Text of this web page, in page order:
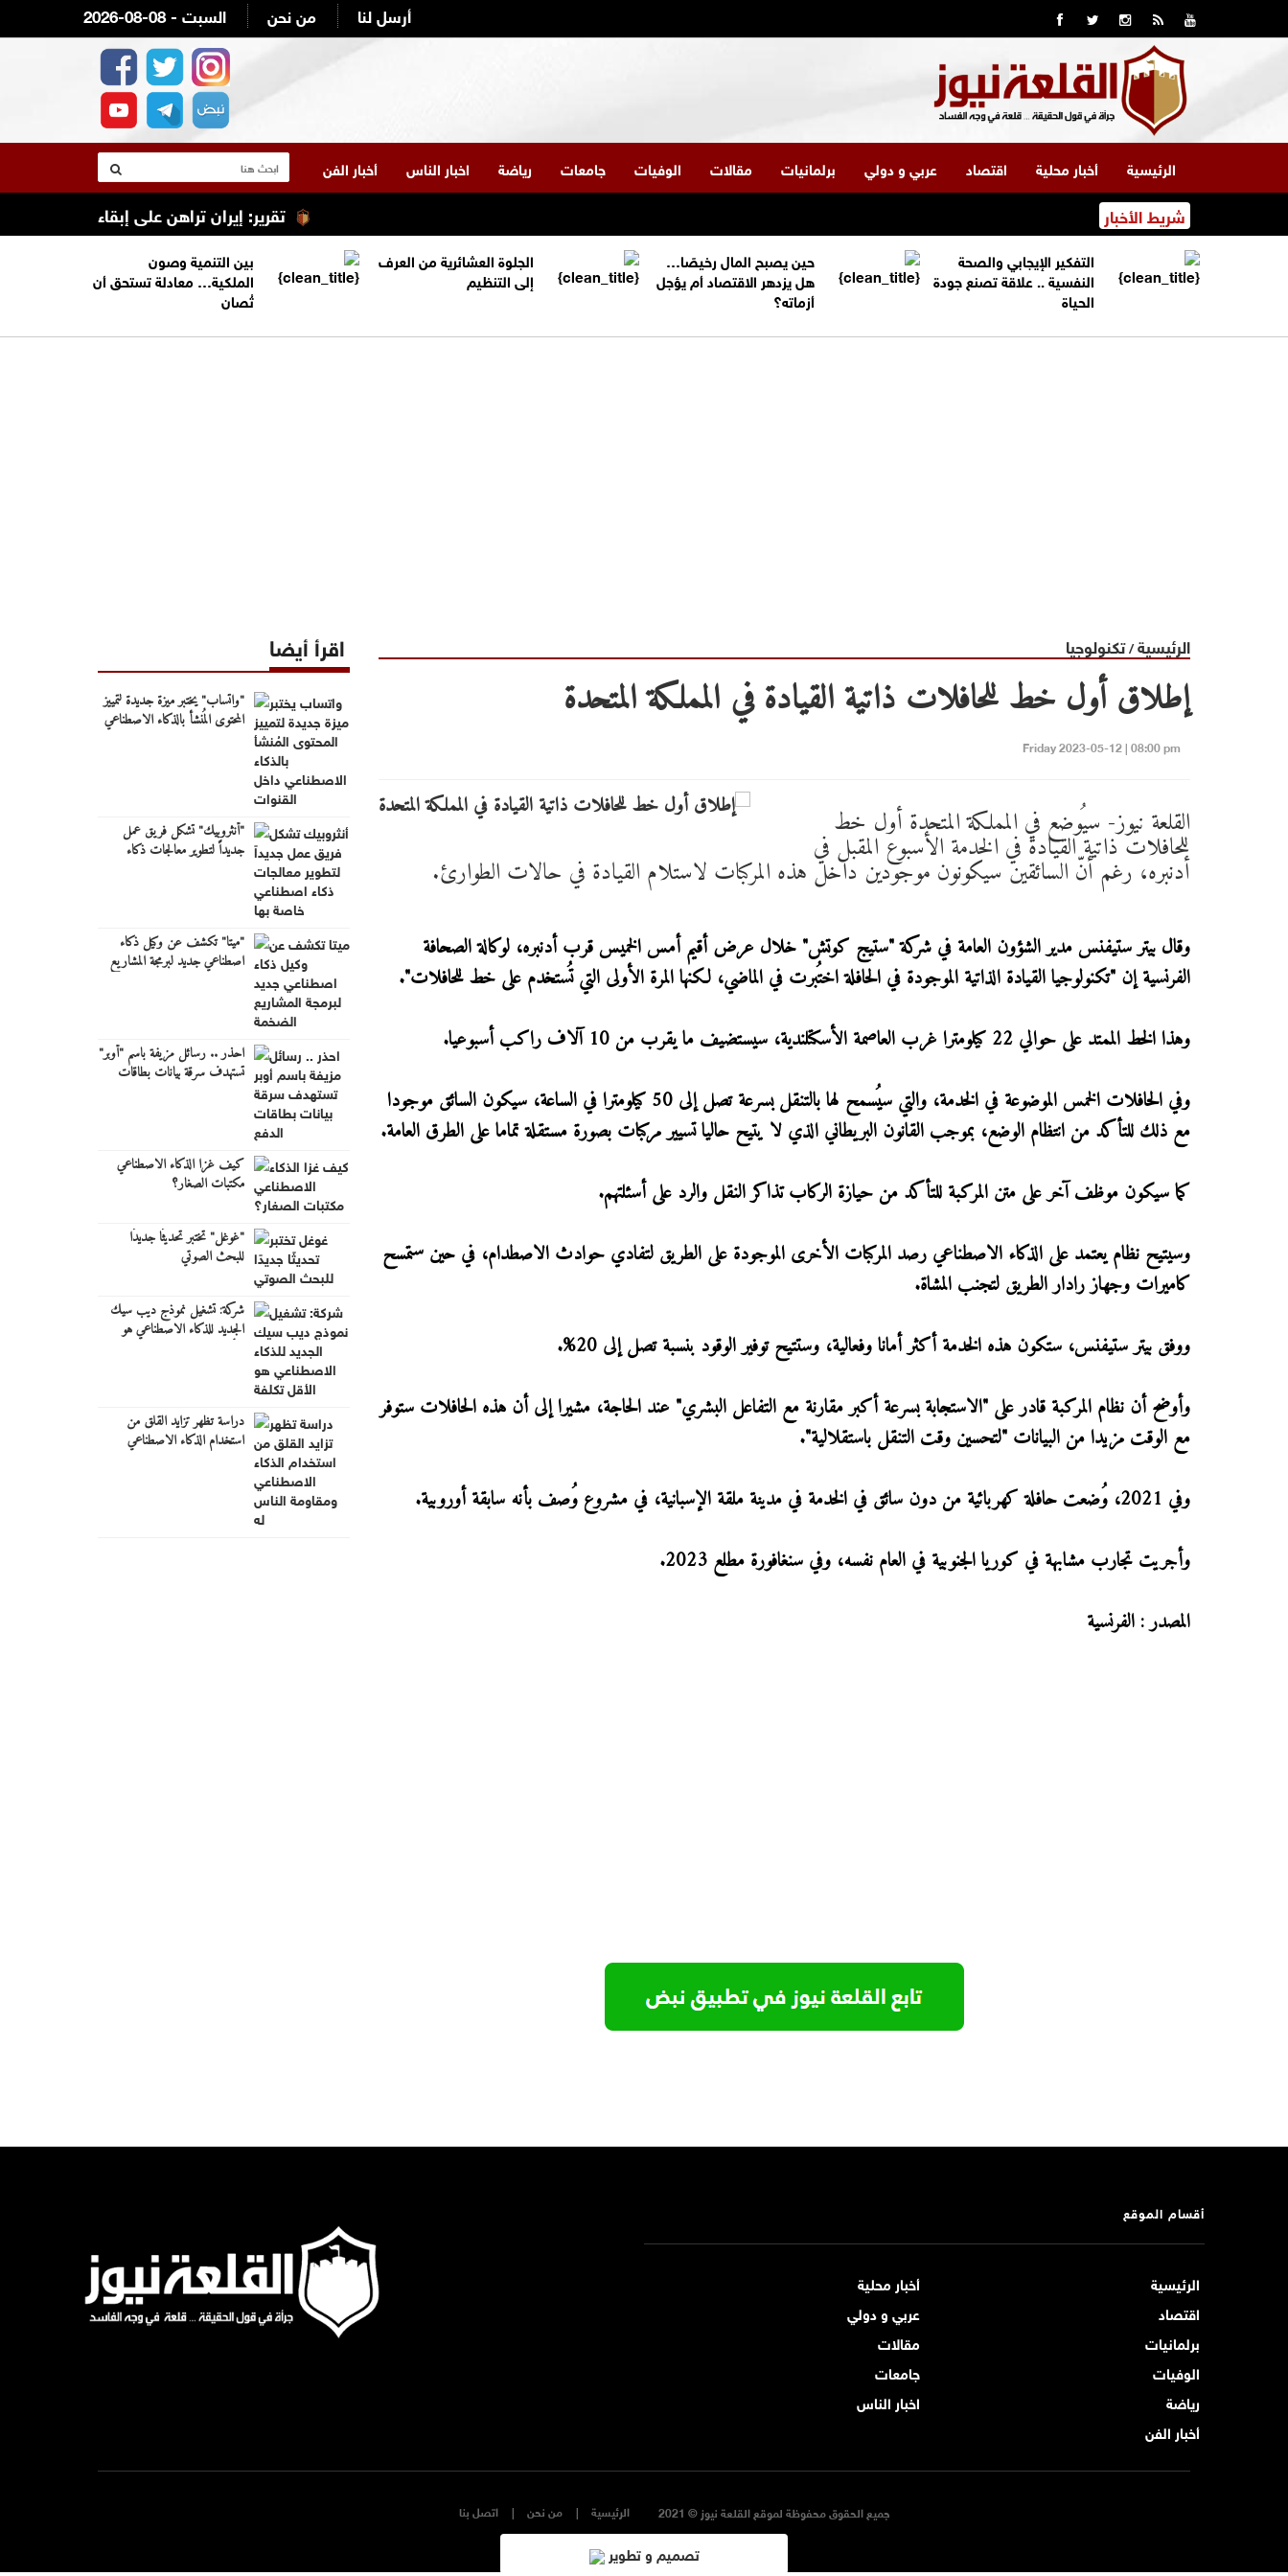
2026-08-08 - السبت من نحن أرسل لنا
الرئيسية أخبار محلية اقتصاد عربي و دولي برلمانيات مقالات الوفيات جامعات رياضة اخبار الناس أخبار الفن
شريط الأخبار تقرير: إيران تراهن على إبقاء ترامب عالقًا
التفكير الإيجابي والصحة
النفسية .. علاقة تصنع جودة
الحياة
حين يصبح المال رخيصًا…
هل يزدهر الاقتصاد أم يؤجل
أزماته؟
الجلوة العشائرية من العرف
إلى التنظيم
بين التنمية وصون
الملكية… معادلة تستحق أن
تُصان
الرئيسية/تكنولوجيا
إطلاق أول خط للحافلات ذاتية القيادة في المملكة المتحدة
Friday 2023-05-12 | 08:00 pm
القلعة نيوز- سيُوضع في المملكة المتحدة أول خط
للحافلات ذاتية القيادة في الخدمة الأسبوع المقبل في
أدنبره، رغم أنّ السائقين سيكونون موجودين داخل هذه المركبات لاستلام القيادة في حالات الطوارئ.
وقال بيتر ستيفنس مدير الشؤون العامة في شركة "ستيج كوتش" خلال عرض أقيم أمس الخميس قرب أدنبره، لوكالة الصحافة
الفرنسية إن "تكنولوجيا القيادة الذاتية الموجودة في الحافلة اختُبرت في الماضي، لكنها المرة الأولى التي تُستخدم على خط للحافلات".
وهذا الخط الممتد على حوالي 22 كيلومترا غرب العاصمة الأسكتلندية، سيستضيف ما يقرب من 10 آلاف راكب أسبوعيا.
وفي الحافلات الخمس الموضوعة في الخدمة، والتي سيُسمح لها بالتنقل بسرعة تصل إلى 50 كيلومترا في الساعة، سيكون السائق موجودا
مع ذلك للتأكد من انتظام الوضع، بموجب القانون البريطاني الذي لا يتيح حاليا تسيير مركبات بصورة مستقلة تماما على الطرق العامة.
كما سيكون موظف آخر على متن المركبة للتأكد من حيازة الركاب تذاكر النقل والرد على أسئلتهم.
وسيتيح نظام يعتمد على الذكاء الاصطناعي رصد المركبات الأخرى الموجودة على الطريق لتفادي حوادث الاصطدام، في حين ستمسح
كاميرات وجهاز رادار الطريق لتجنب المشاة.
ووفق بيتر ستيفنس، ستكون هذه الخدمة أكثر أمانا وفعالية، وستتيح توفير الوقود بنسبة تصل إلى 20%.
وأوضح أن نظام المركبة قادر على "الاستجابة بسرعة أكبر مقارنة مع التفاعل البشري" عند الحاجة، مشيرا إلى أن هذه الحافلات ستوفر
مع الوقت مزيدا من البيانات "لتحسين وقت التنقل باستقلالية".
وفي 2021، وُضعت حافلة كهربائية من دون سائق في الخدمة في مدينة ملقة الإسبانية، في مشروع وُصف بأنه سابقة أوروبية.
وأجريت تجارب مشابهة في كوريا الجنوبية في العام نفسه، وفي سنغافورة مطلع 2023.
المصدر : الفرنسية
اقرأ أيضا
"واتساب" يختبر ميزة جديدة لتمييز
المحتوى المُنشأ بالذكاء الاصطناعي
"أنثروبيك" تشكل فريق عمل
جديداً لتطوير معالجات ذكاء
"ميتا" تكشف عن وكيل ذكاء
اصطناعي جديد لبرمجة المشاريع
احذر .. رسائل مزيفة باسم "أوبر"
تستهدف سرقة بيانات بطاقات
كيف غزا الذكاء الاصطناعي
مكتبات الصغار؟
"غوغل" تختبر تحديثًا جديدًا
للبحث الصوتي
شركة: تشغيل نموذج ديب سيك
الجديد للذكاء الاصطناعي هو
دراسة تظهر تزايد القلق من
استخدام الذكاء الاصطناعي
أقسام الموقع
الرئيسية
أخبار محلية
اقتصاد
عربي و دولي
برلمانيات
مقالات
الوفيات
جامعات
رياضة
اخبار الناس
أخبار الفن
جميع الحقوق محفوظة لموقع القلعة نيوز © 2021 اتصل بنا من نحن الرئيسية
تصميم و تطوير